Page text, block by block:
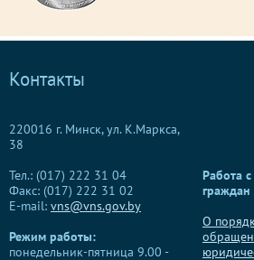
Контакты
220016 г. Минск, ул. К.Маркса,
38
Тел.: (017) 222 31 04
Факс: (017) 222 31 02
E-mail: vns@vns.gov.by
Режим работы:
понедельник-пятница 9.00 -
Работа
О